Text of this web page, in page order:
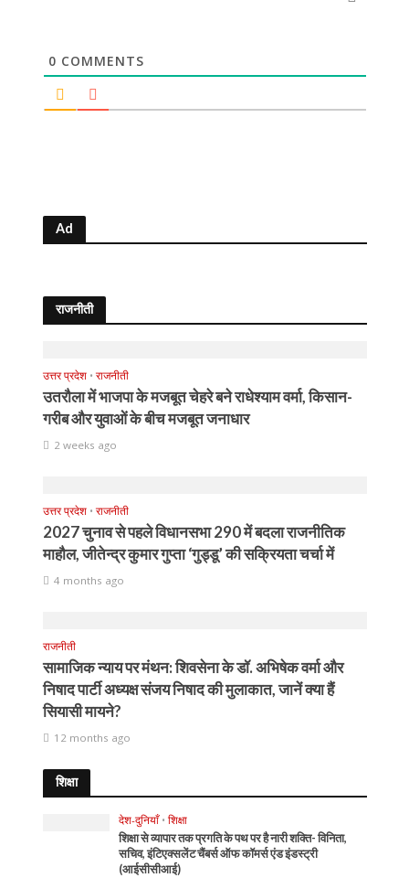
0 COMMENTS
Ad
राजनीती
उत्तर प्रदेश • राजनीती
उतरौला में भाजपा के मजबूत चेहरे बने राधेश्याम वर्मा, किसान-
गरीब और युवाओं के बीच मजबूत जनाधार
2 weeks ago
उत्तर प्रदेश • राजनीती
2027 चुनाव से पहले विधानसभा 290 में बदला राजनीतिक
माहौल, जीतेन्द्र कुमार गुप्ता ‘गुड्डू’ की सक्रियता चर्चा में
4 months ago
राजनीती
सामाजिक न्याय पर मंथन: शिवसेना के डॉ. अभिषेक वर्मा और
निषाद पार्टी अध्यक्ष संजय निषाद की मुलाकात, जानें क्या हैं
सियासी मायने?
12 months ago
शिक्षा
देश-दुनियाँ • शिक्षा
शिक्षा से व्यापार तक प्रगति के पथ पर है नारी शक्ति- विनिता,
सचिव, इंटिएक्सलेंट चैंबर्स ऑफ कॉमर्स एंड इंडस्ट्री
(आईसीसीआई)